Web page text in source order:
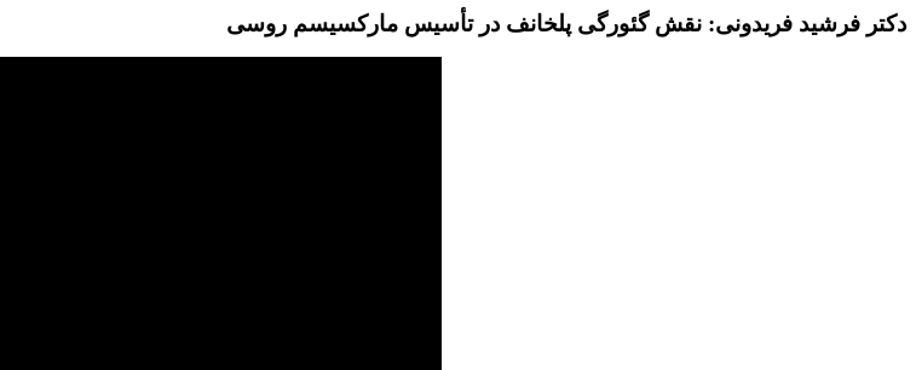
دکتر فرشید فریدونی: نقش گئورگی پلخانف در تأسیس مارکسیسم روسی